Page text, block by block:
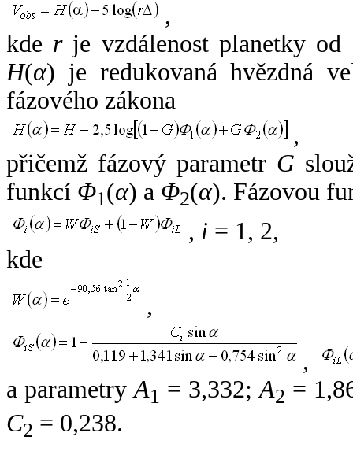
,
kde rje vzdálenost planetky od
H(α) je redukovaná hvězdná
fázového zákona
,
přičemž fázový parametr G
funkcí Φ1(α) a Φ2(α). Fázovou
, i = 1, 2,
kde
,
,
a parametryA1 = 3,332;A2 =
C2 = 0,238.